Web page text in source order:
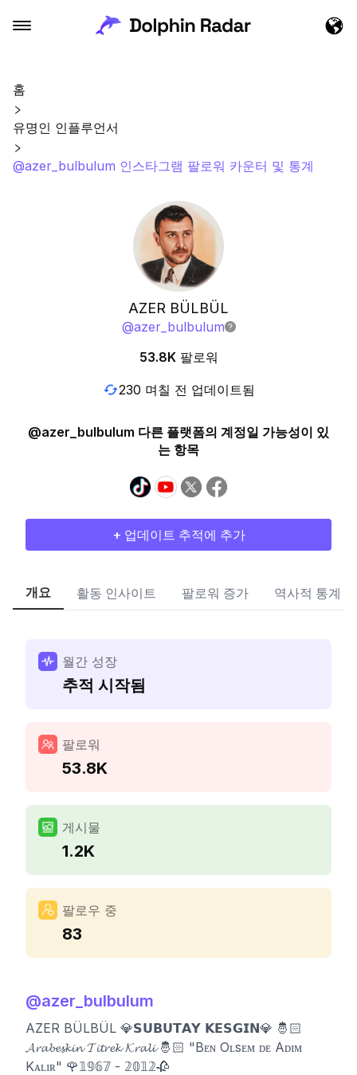
홈
유명인 인플루언서
@azer_bulbulum 인스타그램 팔로워 카운터 및 통계
AZER BÜLBÜL
@azer_bulbulum
53.8K 팔로워
230 며칠 전 업데이트됨
@azer_bulbulum 다른 플랫폼의 계정일 가능성이 있
는 항목
+ 업데이트 추적에 추가
개요 활동 인사이트 팔로워 증가 역사적 통계
월간 성장
추적 시작됨
팔로워
53.8K
게시물
1.2K
팔로우 중
83
@azer_bulbulum
AZER BÜLBÜL 💎𝗦𝗨𝗕𝗨𝗧𝗔𝗬 𝗞𝗘𝗦𝗚𝗜𝗡💎 🤴🏻
𝓐𝓻𝓪𝓫𝓮𝓼𝓴𝓲𝓷 𝓣𝓲𝓽𝓻𝓮𝓴 𝓚𝓻𝓪𝓵𝓲 🤴🏻 "Bᴇɴ Oʟsᴇᴍ ᴅᴇ Aᴅɪᴍ
Kᴀʟɪʀ" 🌹𝟙𝟡𝟞𝟟 - 𝟚𝟘𝟙𝟚🥀